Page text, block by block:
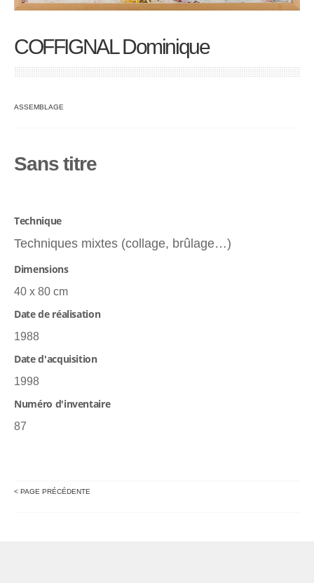
COFFIGNAL Dominique
ASSEMBLAGE
Sans titre
Technique
Techniques mixtes (collage, brûlage…)
Dimensions
40 x 80 cm
Date de réalisation
1988
Date d'acquisition
1998
Numéro d'inventaire
87
< PAGE PRÉCÉDENTE